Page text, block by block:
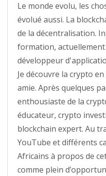
Le monde evolu, les
évolué aussi. La
de la décentralisation.
formation,
développeur
Je découvre la crypto
amie. Après quelques
enthousiaste de la
éducateur, crypto
blockchain expert. Au
YouTube et différents
Africains à propos de
comme plein